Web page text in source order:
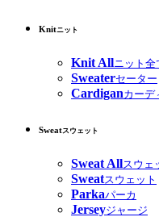
Knitニット
Knit Allニット全
Sweaterセーター
Cardiganカーデ
Sweatスウェット
Sweat Allスウェ
Sweatスウェット
Parkaパーカ
Jerseyジャージ